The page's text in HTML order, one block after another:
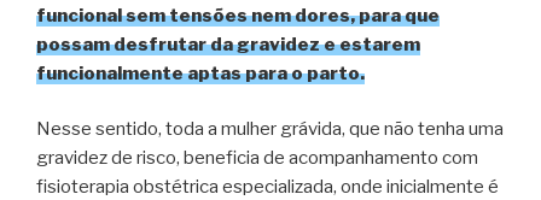
funcional sem tensões nem dores, para que
possam desfrutar da gravidez e estarem
funcionalmente aptas para o parto.
Nesse sentido, toda a mulher grávida, que não tenha uma
gravidez de risco, beneficia de acompanhamento com
fisioterapia obstétrica especializada, onde inicialmente é